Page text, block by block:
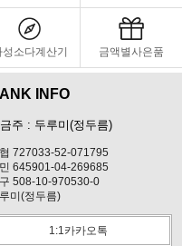
성소다계산기 금액별사은품
INFO
주 : 두루미(정두름)
727033-52-071795
645901-04-269685
508-10-970530-0
미(정두름)
1:1카카오톡